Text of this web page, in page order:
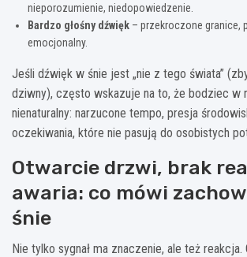
nieporozumienie, niedopowiedzenie.
Bardzo głośny dźwięk – przekroczone granice,
emocjonalny.
Jeśli dźwięk w śnie jest „nie z tego świata”
dziwny), często wskazuje na to, że bodziec w
nienaturalny: narzucone tempo, presja
oczekiwania, które nie pasują do osobistych
Otwarcie drzwi, brak
awaria: co mówi
śnie
Nie tylko sygnał ma znaczenie, ale też